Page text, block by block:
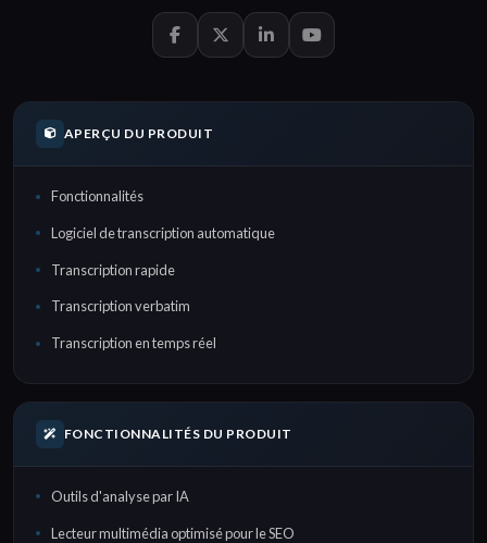
APERÇU DU PRODUIT
Fonctionnalités
Logiciel de transcription automatique
Transcription rapide
Transcription verbatim
Transcription en temps réel
FONCTIONNALITÉS DU PRODUIT
Outils d'analyse par IA
Lecteur multimédia optimisé pour le SEO